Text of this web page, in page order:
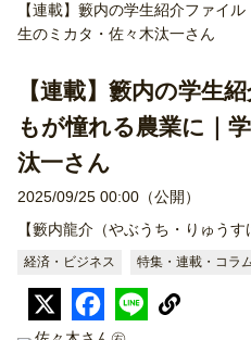
【連載】籔内の学生紹介ファイ
生のミカタ・佐々木汰一さん
【連載】籔内の学生
もが憧れる農業に｜
汰一さん
2025/09/25 00:00（公開）
【籔内龍介（やぶうち・りゅうす
経済・ビジネス 特集・連載・コラ